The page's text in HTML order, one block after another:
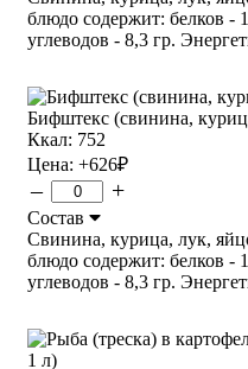
блюдо содержит: белков -
углеводов - 8,3 гр.
Бифштекс (свинина,
Ккал: 752
Цена: +626₽
– +
Состав
Свинина, курица, лук,
блюдо содержит: белков -
углеводов - 8,3 гр.